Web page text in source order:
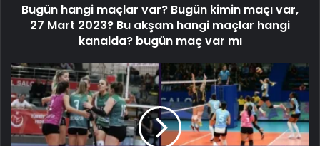
Bugün hangi maçlar var? Bugün kimin maçı var,
27 Mart 2023? Bu akşam hangi maçlar hangi
kanalda? bugün maç var mı